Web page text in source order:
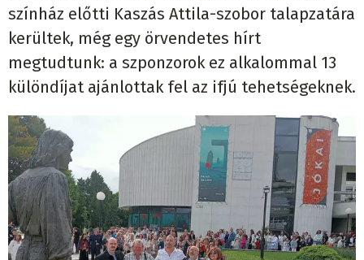
színház előtti Kaszás Attila-szobor talapzatára
kerültek, még egy örvendetes hírt
megtudtunk: a szponzorok ez alkalommal 13
különdíjat ajánlottak fel az ifjú tehetségeknek.